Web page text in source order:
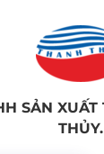
SẢN
THỦY.